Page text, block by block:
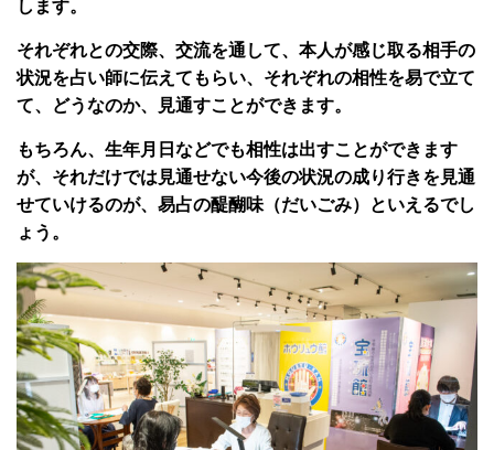
します。
それぞれとの交際、交流を通して、本人が感じ取る相手の
状況を占い師に伝えてもらい、それぞれの相性を易で立て
て、どうなのか、見通すことができます。
もちろん、生年月日などでも相性は出すことができます
が、それだけでは見通せない今後の状況の成り行きを見通
せていけるのが、易占の醍醐味（だいごみ）といえるでし
ょう。